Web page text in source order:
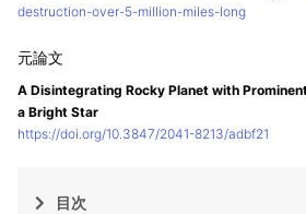
destruction-over-5-million-miles-long
A Disintegrating Rocky Planet with
a Bright Star
https://doi.org/10.3847/2041-8213/adbf21
目次